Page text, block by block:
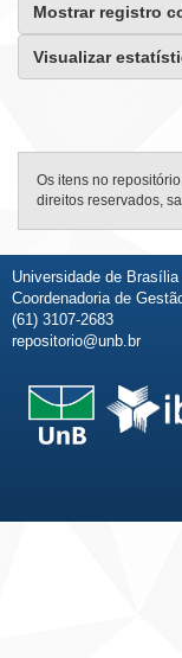
Mostrar registro
Visualizar
Os itens no
direitos reservados,
Universidade de
Coordenadoria de
(61) 3107-2683
repositorio@unb.br